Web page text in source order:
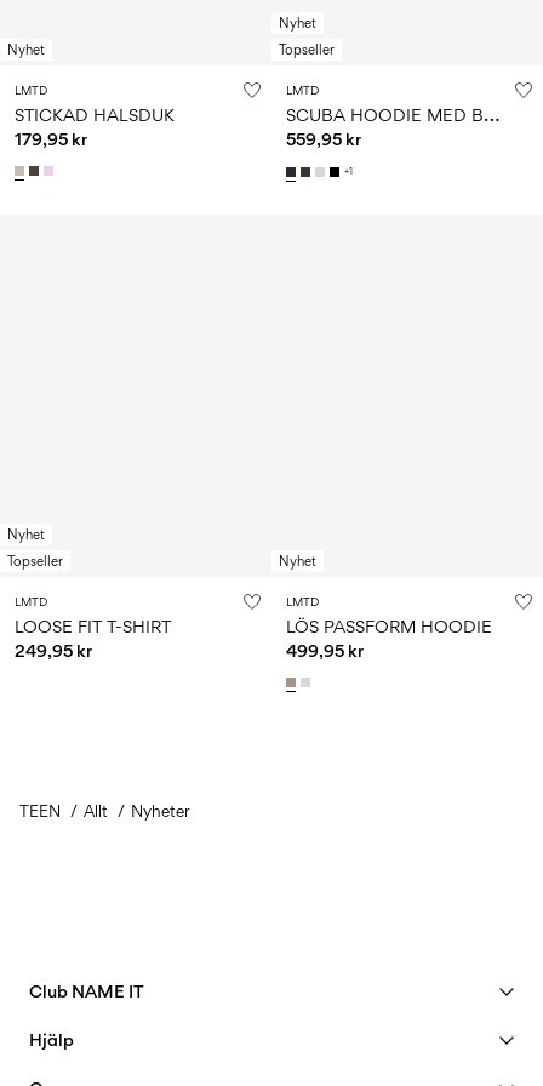
Nyhet
LMTD
STICKAD HALSDUK
179,95 kr
Nyhet
Topseller
LMTD
S
CUBA HOODIE MED BLIXTLÅS
559,95 kr
+1
Nyhet
Topseller
LMTD
LOOSE FIT T-SHIRT
249,95 kr
Nyhet
LMTD
LÖS PASSFORM HOODIE
499,95 kr
Du har sett 36 av 101 varor.
TEEN Allt Nyheter
Club NAME IT
Hjälp